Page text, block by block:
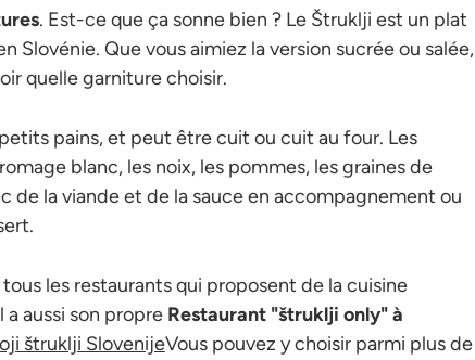
. Est-ce que ça sonne bien ? Le Štruklji est un plat
Slovénie. Que vous aimiez la version sucrée ou salée,
quelle garniture choisir.
pains, et peut être cuit ou cuit au four. Les
blanc, les noix, les pommes, les graines de
de la viande et de la sauce en accompagnement ou
les restaurants qui proposent de la cuisine
aussi son propre Restaurant "štruklji only" à
štruklji SlovenijeVous pouvez y choisir parmi plus de